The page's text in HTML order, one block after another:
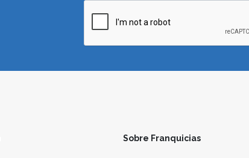
Sobre Franquicias